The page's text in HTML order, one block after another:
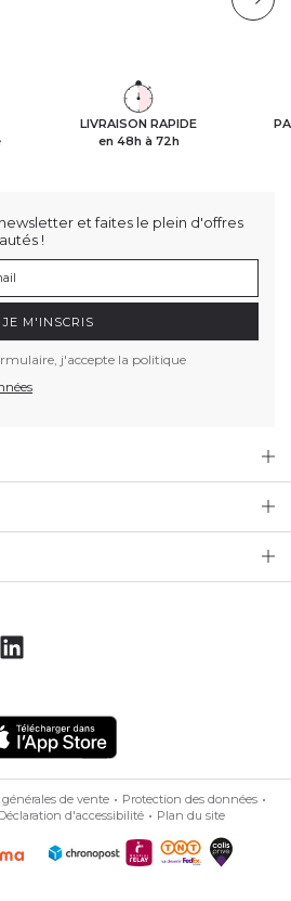
LIVRAISON RAPIDE
en 48h à 72h
et faites le plein d'offres
!
JE M'INSCRIS
j'accepte la politique
de vente
Protection des données
Déclaration d'accessibilité Plan du site